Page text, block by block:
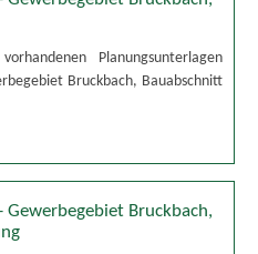
Planungsunterlagen
Bruckbach, Bauabschnitt
Bruckbach,